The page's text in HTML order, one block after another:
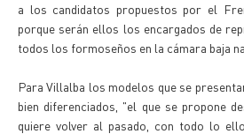
a los candidatos propuestos por el
porque serán ellos los encargados de
todos los formoseños en la cámara baja
Para Villalba los modelos que se
bien diferenciados, "el que se propone
quiere volver al pasado, con todo lo